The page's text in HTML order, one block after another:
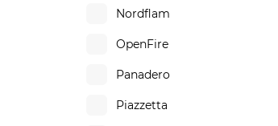
Nordflam
OpenFire
Panadero
Piazzetta